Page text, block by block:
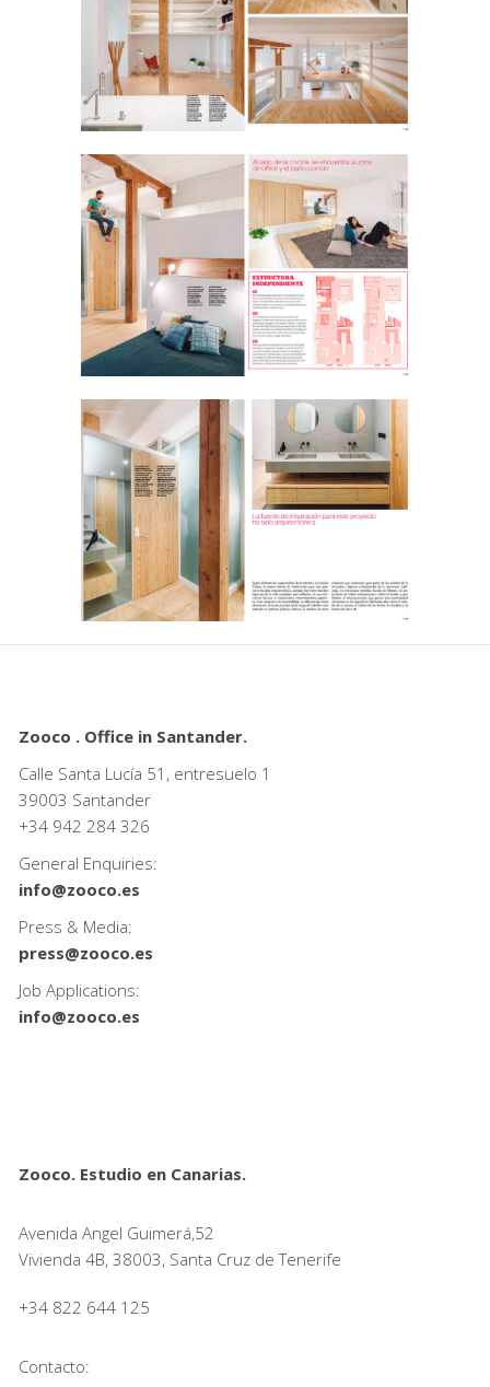
Zooco . Office in Santander.
Calle Santa Lucía 51, entresuelo 1
39003 Santander
+34 942 284 326
General Enquiries:
info@zooco.es
Press & Media:
press@zooco.es
Job Applications:
info@zooco.es
Zooco. Estudio en Canarias.
Avenida Angel Guimerá,52
Vivienda 4B, 38003, Santa Cruz de Tenerife
+34 822 644 125
Contacto: